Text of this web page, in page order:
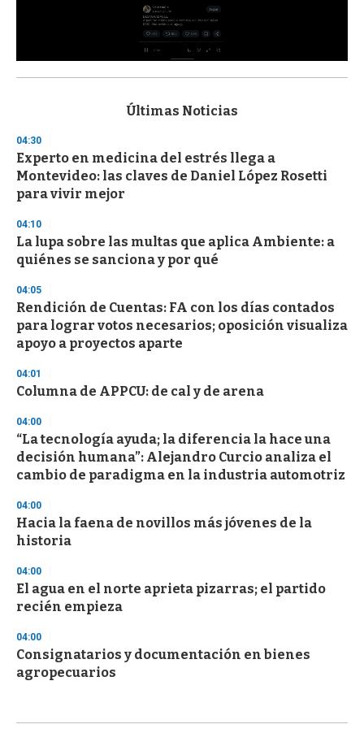
s
d
s
o
f
3
s
e
c
o
d
s
Últimas Noticias
04:30
Experto en medicina del estrés llega a
Montevideo: las claves de Daniel López Rosetti
para vivir mejor
04:10
La lupa sobre las multas que aplica Ambiente: a
quiénes se sanciona y por qué
04:05
Rendición de Cuentas: FA con los días contados
para lograr votos necesarios; oposición visualiza
apoyo a proyectos aparte
04:01
Columna de APPCU: de cal y de arena
04:00
“La tecnología ayuda; la diferencia la hace una
decisión humana”: Alejandro Curcio analiza el
cambio de paradigma en la industria automotriz
04:00
Hacia la faena de novillos más jóvenes de la
historia
04:00
El agua en el norte aprieta pizarras; el partido
recién empieza
04:00
Consignatarios y documentación en bienes
agropecuarios